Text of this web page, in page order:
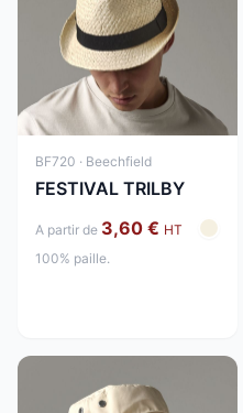
BF720 · Beechfield
FESTIVAL TRILBY
A partir de 3,60 € HT
100% paille.